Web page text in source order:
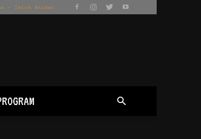
– İstek Bölümü